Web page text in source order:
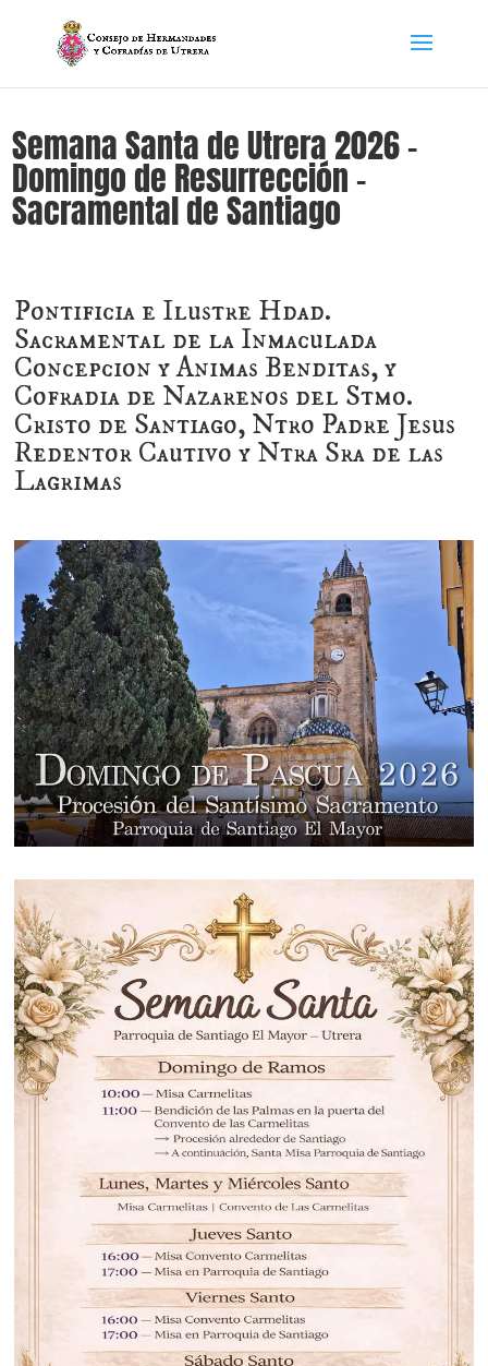
Semana Santa de Utrera 2026 –
Domingo de Resurrección –
Sacramental de Santiago
Pontificia e Ilustre Hdad.
Sacramental de la Inmaculada
Concepcion y Animas Benditas, y
Cofradia de Nazarenos del Stmo.
Cristo de Santiago, Ntro Padre Jesus
Redentor Cautivo y Ntra Sra de las
Lagrimas